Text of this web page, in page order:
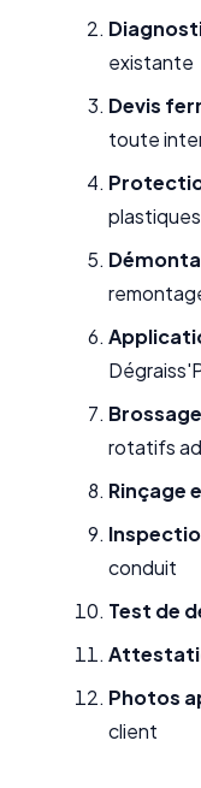
existante
Devis
toute
rotatifs
Rinçage
conduit
Test de
Photos
client